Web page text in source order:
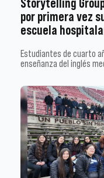
Storytelling
por primera vez
escuela
Estudiantes de cuarto
enseñanza del inglés